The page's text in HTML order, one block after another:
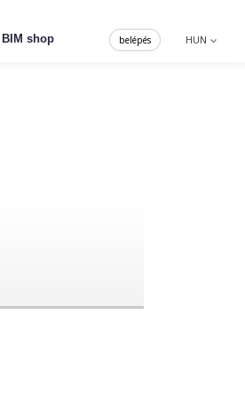
BIM shop HUN
belépés